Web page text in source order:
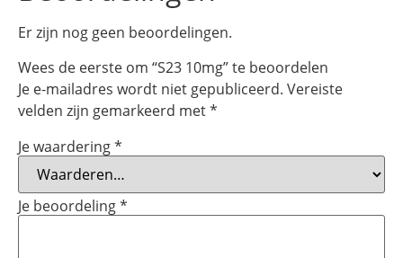
Er zijn nog geen beoordelingen.
Wees de eerste om “S23 10mg” te beoordelen
Je e-mailadres wordt niet gepubliceerd. Vereiste
velden zijn gemarkeerd met*
Je waardering*
Je beoordeling*